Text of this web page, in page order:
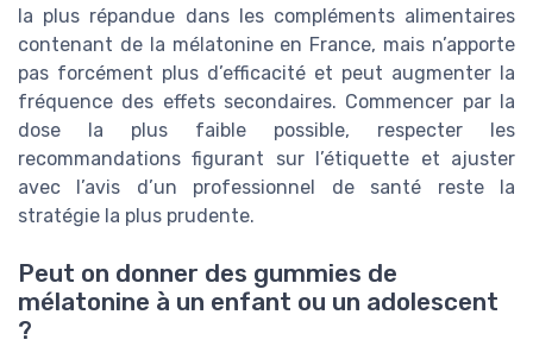
la plus répandue dans les compléments alimentaires
contenant de la mélatonine en France, mais n’apporte
pas forcément plus d’efficacité et peut augmenter la
fréquence des effets secondaires. Commencer par la
dose la plus faible possible, respecter les
recommandations figurant sur l’étiquette et ajuster
avec l’avis d’un professionnel de santé reste la
stratégie la plus prudente.
Peut on donner des gummies de
mélatonine à un enfant ou un adolescent
?